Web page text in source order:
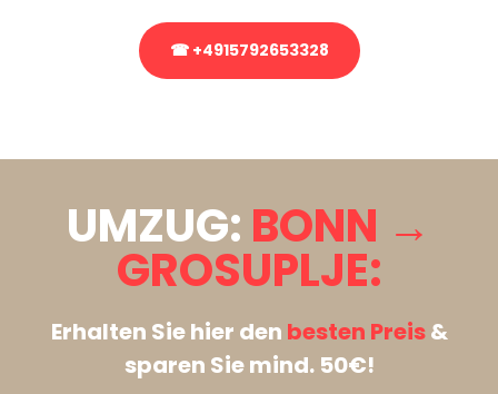
☎ +4915792653328
UMZUG: BONN →
GROSUPLJE:
Erhalten Sie hier den besten Preis&
sparen Sie mind. 50€!